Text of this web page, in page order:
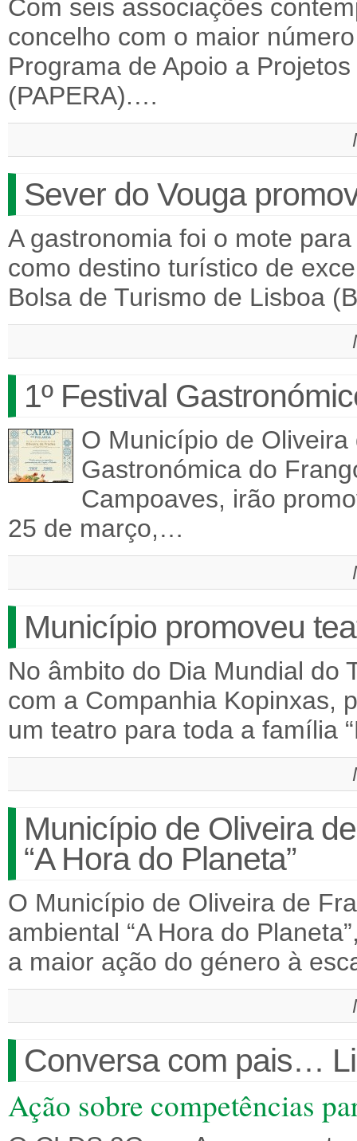
Com seis associações
concelho com o maior
Programa de Apoio a
(PAPERA).…
Sever do Vouga
A gastronomia foi o mote
como destino turístico de
Bolsa de Turismo de Lisboa
1º Festival
O Município de
Gastronómica do
Campoaves, irão
25 de março,…
Município promoveu
No âmbito do Dia Mundial do
com a Companhia Kopinxas,
um teatro para toda a família
Município de Oliveira
“A Hora do Planeta”
O Município de Oliveira de
ambiental “A Hora do
a maior ação do género à
Conversa com pais…
Ação sobre competências